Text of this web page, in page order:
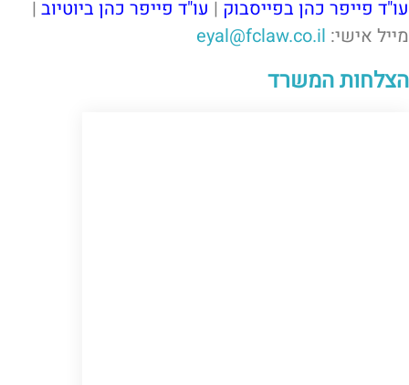
עו"ד פייפר כהן בפייסבוק | עו"ד פייפר כהן ביוטיוב |
מייל אישי: eyal@fclaw.co.il
הצלחות המשרד